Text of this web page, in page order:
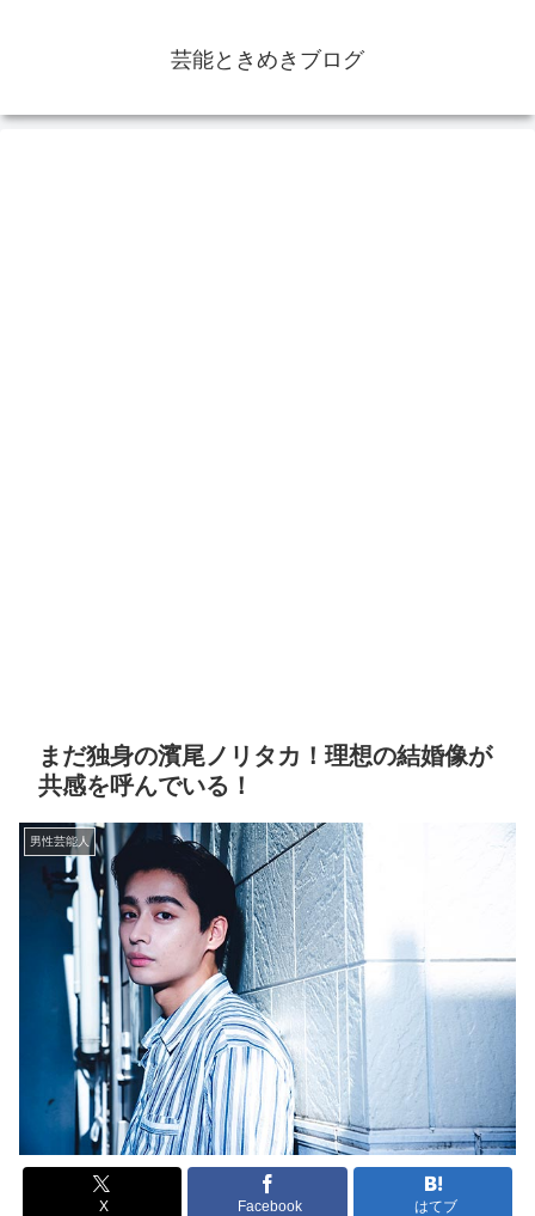
芸能ときめきブログ
まだ独身の濱尾ノリタカ！理想の結婚像が
共感を呼んでいる！
男性芸能人
X Facebook はてブ